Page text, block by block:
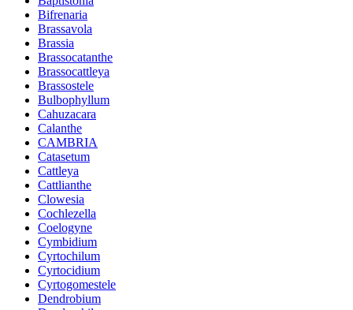
Bifrenaria
Brassavola
Brassia
Brassocatanthe
Brassocattleya
Brassostele
Bulbophyllum
Cahuzacara
Calanthe
CAMBRIA
Catasetum
Cattleya
Cattlianthe
Clowesia
Cochlezella
Coelogyne
Cymbidium
Cyrtochilum
Cyrtocidium
Cyrtogomestele
Dendrobium